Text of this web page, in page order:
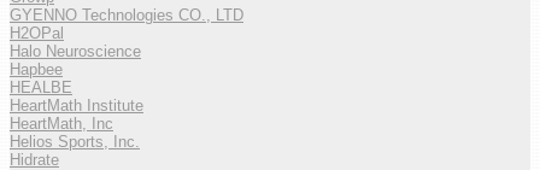
GYENNO Technologies CO., LTD
H2OPal
Halo Neuroscience
Hapbee
HEALBE
HeartMath Institute
HeartMath, Inc
Helios Sports, Inc.
Hidrate